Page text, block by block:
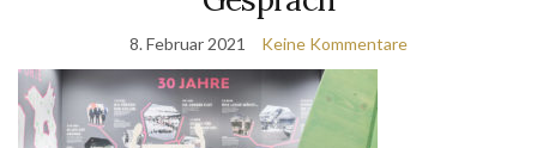
8. Februar 2021 Keine Kommentare